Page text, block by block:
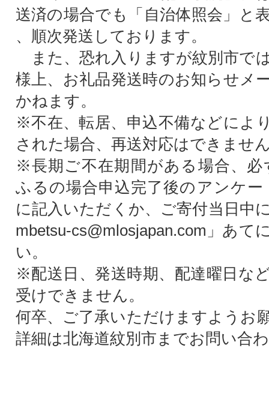
送済の場合でも「自治体照会」と
、順次発送しております。
また、恐れ入りますが紋別市で
様上、お礼品発送時のお知らせメ
かねます。
※不在、転居、申込不備などによ
された場合、再送対応はできませ
※長期ご不在期間がある場合、必
ふるの場合申込完了後のアンケ
に記入いただくか、ご寄付当日中
mbetsu-cs@mlosjapan.com」あて
い。
※配送日、発送時期、配達曜日な
受けできません。
何卒、ご了承いただけますようお
詳細は北海道紋別市までお問い合